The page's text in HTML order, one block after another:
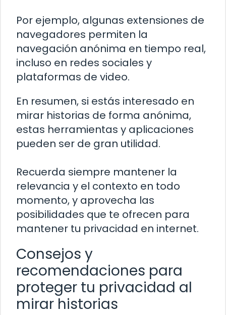
Por ejemplo, algunas extensiones de
navegadores permiten la
navegación anónima en tiempo real,
incluso en redes sociales y
plataformas de video.
En resumen, si estás interesado en
mirar historias de forma anónima,
estas herramientas y aplicaciones
pueden ser de gran utilidad.
Recuerda siempre mantener la
relevancia y el contexto en todo
momento, y aprovecha las
posibilidades que te ofrecen para
mantener tu privacidad en internet.
Consejos y
recomendaciones para
proteger tu privacidad al
mirar historias